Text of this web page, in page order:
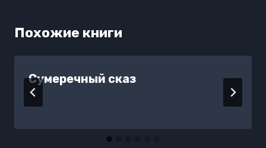
Похожие книги
Сумеречный сказ